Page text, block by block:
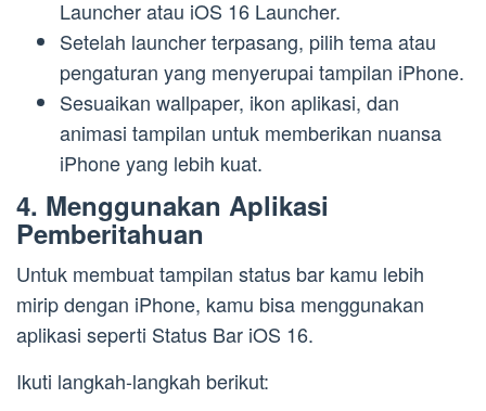
Launcher atau iOS 16 Launcher.
Setelah launcher terpasang, pilih tema atau
pengaturan yang menyerupai tampilan iPhone.
Sesuaikan wallpaper, ikon aplikasi, dan
animasi tampilan untuk memberikan nuansa
iPhone yang lebih kuat.
4. Menggunakan Aplikasi
Pemberitahuan
Untuk membuat tampilan status bar kamu lebih
mirip dengan iPhone, kamu bisa menggunakan
aplikasi seperti Status Bar iOS 16.
Ikuti langkah-langkah berikut: